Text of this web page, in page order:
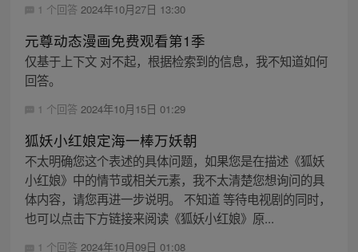
1 个回答 2024年10月27日 13:30
元尊动态漫画免费观看第1季
仅基于上下文 对不起，根据检索到的信息，我不知道如何
回答。
1 个回答 2024年10月15日 01:29
狐妖小红娘定海一棒万妖朝
不太明确您这个表述的具体问题，如果您是在描述《狐妖
小红娘》中的情节或相关元素，我不太清楚您想询问的具
体内容，请您再进一步说明。 不知道 等待电视剧的同时，
也可以点击下方链接来阅读《狐妖小红娘》原...
1 个回答 2024年10月09日 01:08